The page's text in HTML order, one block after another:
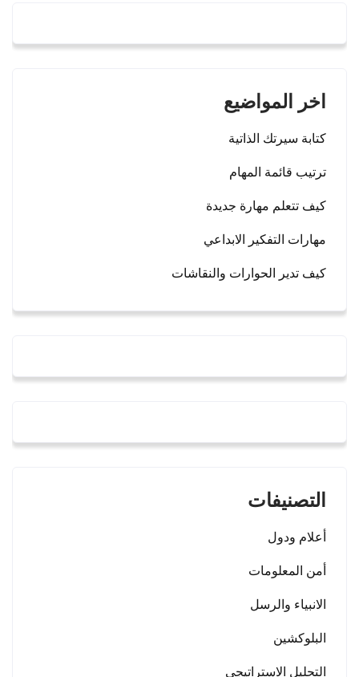
اخر المواضيع
كتابة سيرتك الذاتية
ترتيب قائمة المهام
كيف تتعلم مهارة جديدة
مهارات التفكير الابداعي
كيف تدير الحوارات والنقاشات
التصنيفات
أعلام ودول
أمن المعلومات
الانبياء والرسل
البلوكشين
التحليل الاستراتيجي